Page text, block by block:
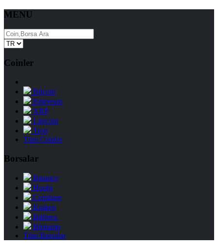
MENU
Coinler
Bitcoin
Ethereum
XRP
Litecoin
Tron
Tüm Coinler
Borsalar
Binance
Huobi
Coinbase
Kraken
Bitfinex
Bitstamp
Tüm Borsalar